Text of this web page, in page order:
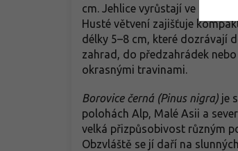
cm. Jehlice vyrůstají ve
Husté větvení zajišťuje
délky 5–8 cm, které dozrávají
zahrad, do předzahrádek
okrasnými travinami.
Borovice černá (Pinus nigra) je
polohách Alp, Malé Asii a
velká přizpůsobivost různým
Obzvláště se jí daří na